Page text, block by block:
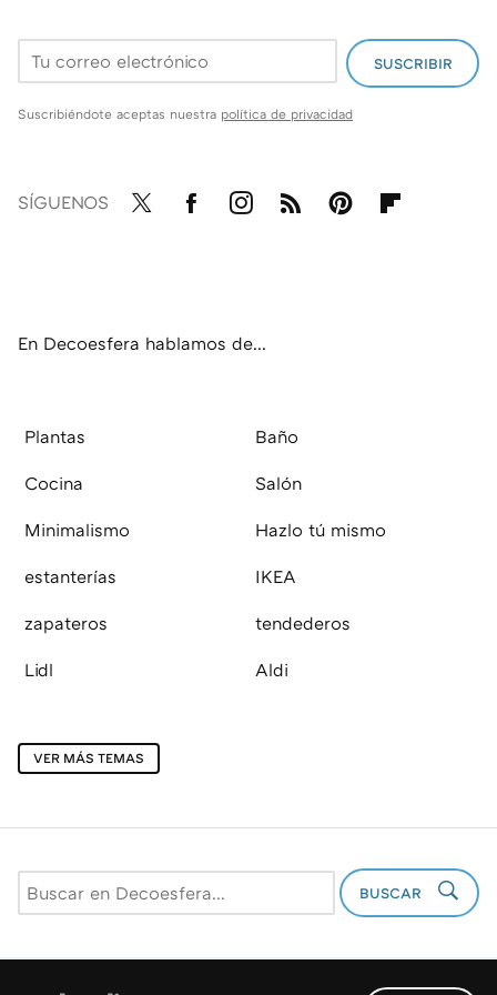
SUSCRIBIR
Suscribiéndote aceptas nuestra política de privacidad
SÍGUENOS
En Decoesfera hablamos de...
Plantas Baño
Cocina Salón
Minimalismo Hazlo tú mismo
estanterías IKEA
zapateros tendederos
Lidl Aldi
VER MÁS TEMAS
BUSCAR